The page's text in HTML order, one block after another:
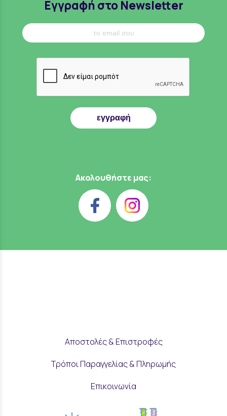
Εγγραφή στο Newsletter
εγγραφή
Ακολουθήστε μας:
Αποστολές & Επιστροφές
Τρόποι Παραγγελίας & Πληρωμής
Επικοινωνία